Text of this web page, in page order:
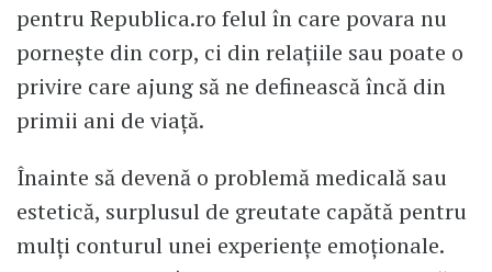
pentru Republica.ro felul în care povara nu
pornește din corp, ci din relațiile sau poate o
privire care ajung să ne definească încă din
primii ani de viață.
Înainte să devenă o problemă medicală sau
estetică, surplusul de greutate capătă pentru
mulți conturul unei experiențe emoționale.